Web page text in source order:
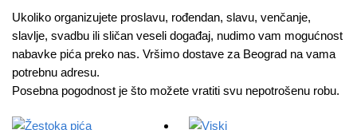
Ukoliko organizujete proslavu, rođendan, slavu, venčanje,
slavlje, svadbu ili sličan veseli događaj, nudimo vam mogućnost
nabavke pića preko nas. Vršimo dostave za Beograd na vama
potrebnu adresu.
Posebna pogodnost je što možete vratiti svu nepotrošenu robu.